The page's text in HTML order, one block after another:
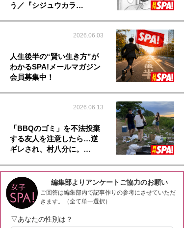
う／『シジュウカラ…
2026.06.03
人生後半の“賢い生き方”が
わかるSPA!メールマガジン
会員募集中！
2026.06.13
「BBQのゴミ」を不法投棄
する友人を注意したら…逆
ギレされ、村八分に。…